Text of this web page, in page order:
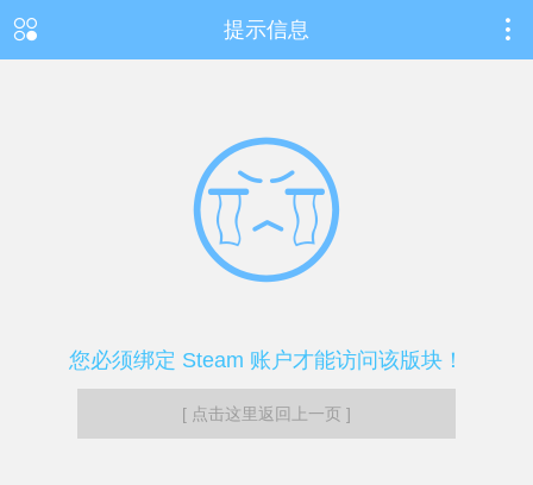
提示信息
您必须绑定 Steam 账户才能访问该版块！
[ 点击这里返回上一页 ]